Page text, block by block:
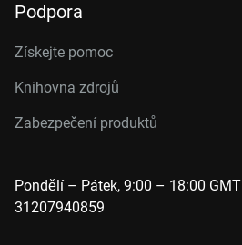
Podpora
Získejte pomoc
Knihovna zdrojů
Zabezpečení produktů
Pondělí – Pátek, 9:00 – 18:00 GMT
31207940859